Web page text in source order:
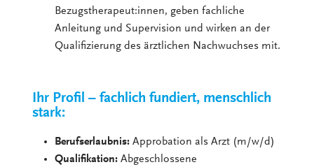
Bezugstherapeut:innen, geben fachliche
Anleitung und Supervision und wirken an der
Qualifizierung des ärztlichen Nachwuchses mit.
Ihr Profil – fachlich fundiert, menschlich
stark:
Berufserlaubnis: Approbation als Arzt (m/w/d)
Qualifikation: Abgeschlossene